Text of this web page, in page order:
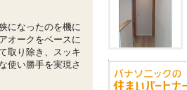
になったのを機に
オークをベースに
取り除き、スッキ
使い勝手を実現さ